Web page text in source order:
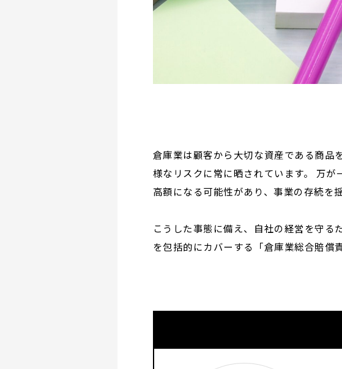
倉庫業は顧客から大切な資産である商品
様なリスクに常に晒されています。 万
高額になる可能性があり、事業の存続を
こうした事態に備え、自社の経営を守る
を包括的にカバーする「倉庫業総合賠償